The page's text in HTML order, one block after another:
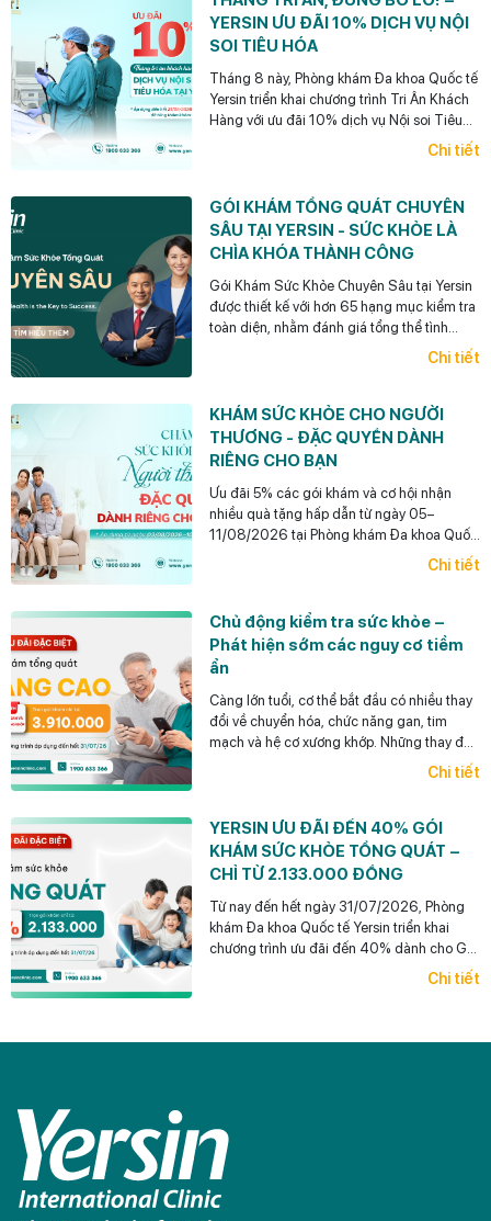
YERSIN ƯU ĐÃI 10% DỊCH VỤ NỘI
SOI TIÊU HÓA
Tháng 8 này, Phòng khám Đa khoa Quốc tế
Yersin triển khai chương trình Tri Ân Khách
Hàng với ưu đãi 10% dịch vụ Nội soi Tiêu
hóa dành cho khách hàng cũ đã từng thăm
Chi tiết
GÓI KHÁM TỔNG QUÁT CHUYÊN
SÂU TẠI YERSIN - SỨC KHỎE LÀ
CHÌA KHÓA THÀNH CÔNG
Gói Khám Sức Khỏe Chuyên Sâu tại Yersin
được thiết kế với hơn 65 hạng mục kiểm tra
toàn diện, nhằm đánh giá tổng thể tình
trạng sức khỏe, phù hợp cho các nhà quản
Chi tiết
KHÁM SỨC KHỎE CHO NGƯỜI
THƯƠNG - ĐẶC QUYỀN DÀNH
RIÊNG CHO BẠN
Ưu đãi 5% các gói khám và cơ hội nhận
nhiều quà tặng hấp dẫn từ ngày 05–
11/08/2026 tại Phòng khám Đa khoa Quốc
Chi tiết
Chủ động kiểm tra sức khỏe –
Phát hiện sớm các nguy cơ tiềm
ẩn
Càng lớn tuổi, cơ thể bắt đầu có nhiều thay
đổi về chuyển hóa, chức năng gan, tim
mạch và hệ cơ xương khớp. Những thay đổi
này thường diễn tiến âm thầm, chưa biểu
hiện thành triệu chứng rõ ràng nhưng có thể
lượng cuộc sống.
Chi tiết
YERSIN ƯU ĐÃI ĐẾN 40% GÓI
KHÁM SỨC KHỎE TỔNG QUÁT –
CHỈ TỪ 2.133.000 ĐỒNG
Từ nay đến hết ngày 31/07/2026, Phòng
khám Đa khoa Quốc tế Yersin triển khai
chương trình ưu đãi đến 40% dành cho Gói
Chi tiết